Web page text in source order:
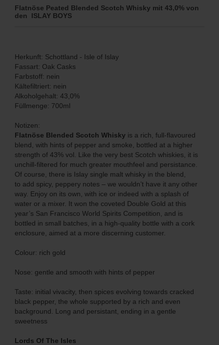
Flatnöse Peated Blended Scotch Whisky mit 43,0% von
den ISLAY BOYS
Herkunft: Schottland - Isle of Islay
Fassart: Oak Casks
Farbstoff: nein
Kältefiltriert: nein
Alkoholgehalt: 43,0%
Füllmenge: 700ml
Notizen:
Flatnöse Blended Scotch Whisky is a rich, full-flavoured
blend, with hints of pepper and smoke, bottled at a higher
strength of 43% vol. Like the very best Scotch whiskies, it is
unchill-filtered for much greater mouthfeel and persistance.
Of course, there is Islay single malt whisky in the blend,
to add spicy, peppery notes – we wouldn’t have it any other
way. Enjoy on its own, with ice or indeed with a splash of
water or a mixer. It won the coveted Double Gold at this
year’s San Francisco World Spirits Competition, and is
bottled in small batches, in a high-quality bottle with a cork
enclosure, aimed at a more discerning customer.
Colour: rich gold
Nose: gentle and smooth with hints of pepper
Taste: initial vivacity, then spices evolving towards cracked
black pepper, the whole supported by a rich and even
background. Long and persistant, ending in a gentle
sweetness
Lords Of The Isles